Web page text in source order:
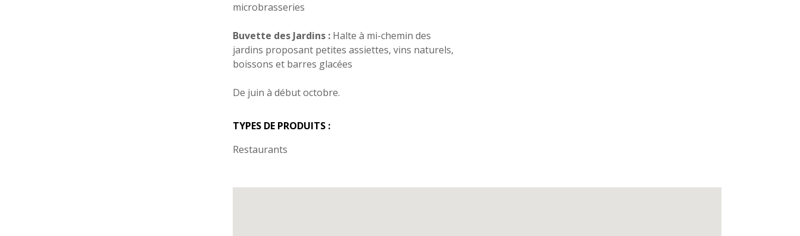
microbrasseries
Buvette des Jardins : Halte à mi-chemin des
jardins proposant petites assiettes, vins naturels,
boissons et barres glacées
De juin à début octobre.
TYPES DE PRODUITS :
Restaurants